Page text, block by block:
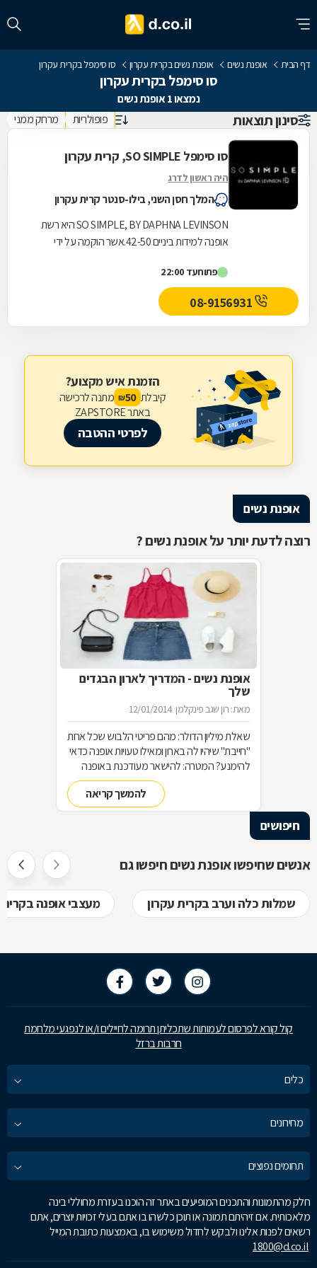
דף הבית אופנת נשים אופנת נשים בקרית עקרון סו סימפל בקרית עקרון
סו סימפל בקרית עקרון
נמצאו 1 אופנת נשים
סינון תוצאות פופולריות מרחק ממני
סו סימפל SO SIMPLE, קרית עקרון
היה ראשון לדרג
המלך חסן השני, בילו-סנטר קרית עקרון
SO SIMPLE, BY DAPHNA LEVINSON היא רשת
אופנה למידות ביניים 42-50.אשר הוקמה על ידי
טרנדית וצעירה...
פתוחעד 22:00
הזמנת איש מקצוע?
קיבלת 50
₪ מתנה לרכישה
באתר ZAPSTORE
לפרטי ההטבה
אופנת נשים
רוצה לדעת יותר על אופנת נשים ?
אופנת נשים - המדריך לארון הבגדים
שלך
מאת: רון שגב פינקלמן 12/01/2014
שאלת מיליון הדולר: מהם פריטי הלבוש שכל אחת
"חייבת" שיהיו לה בארון ומאילו טעויות אופנה כדאי
להימנע? המטרה: להישאר מעודכנת באופנה
מבלי להחליף מלתחה שלמה כל עונה האמצעי:
להמשך קריאה
חיפושים
אנשים שחיפשו אופנת נשים חיפשו גם
שמלות כלה וערב בקרית עקרון מעצבי אופנה בקרית
קול קורא לפרסום לעמותות שתכליתן תרומה לחיילים ו/או לנפגעי מלחמת
חרבות ברזל
כלים
מחירונים
תחומים נפוצים
חלק מהתמונות והתכנים המופיעים באתר זה הוכנו בעזרת מחוללי בינה
מלאכותית. אם זיהיתם תמונה או תוכן כלשהו בו אתם בעלי זכויות יוצרים, אתם
רשאים לפנות אלינו ולבקש לחדול משימוש בו, באמצעות כתובת המייל
1800@d.co.il